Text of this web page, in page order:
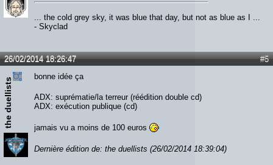
... the cold grey sky, it was blue that day, but not as blue as I ...
- Skyclad
#5
26/02/2014 18:26:47
the duellists
bonne idée ça
ADX: suprématie/la terreur (réédition double cd)
ADX: exécution publique (cd)
jamais vu a moins de 100 euros
Dernière édition de: the duellists (26/02/2014 18:39:04)